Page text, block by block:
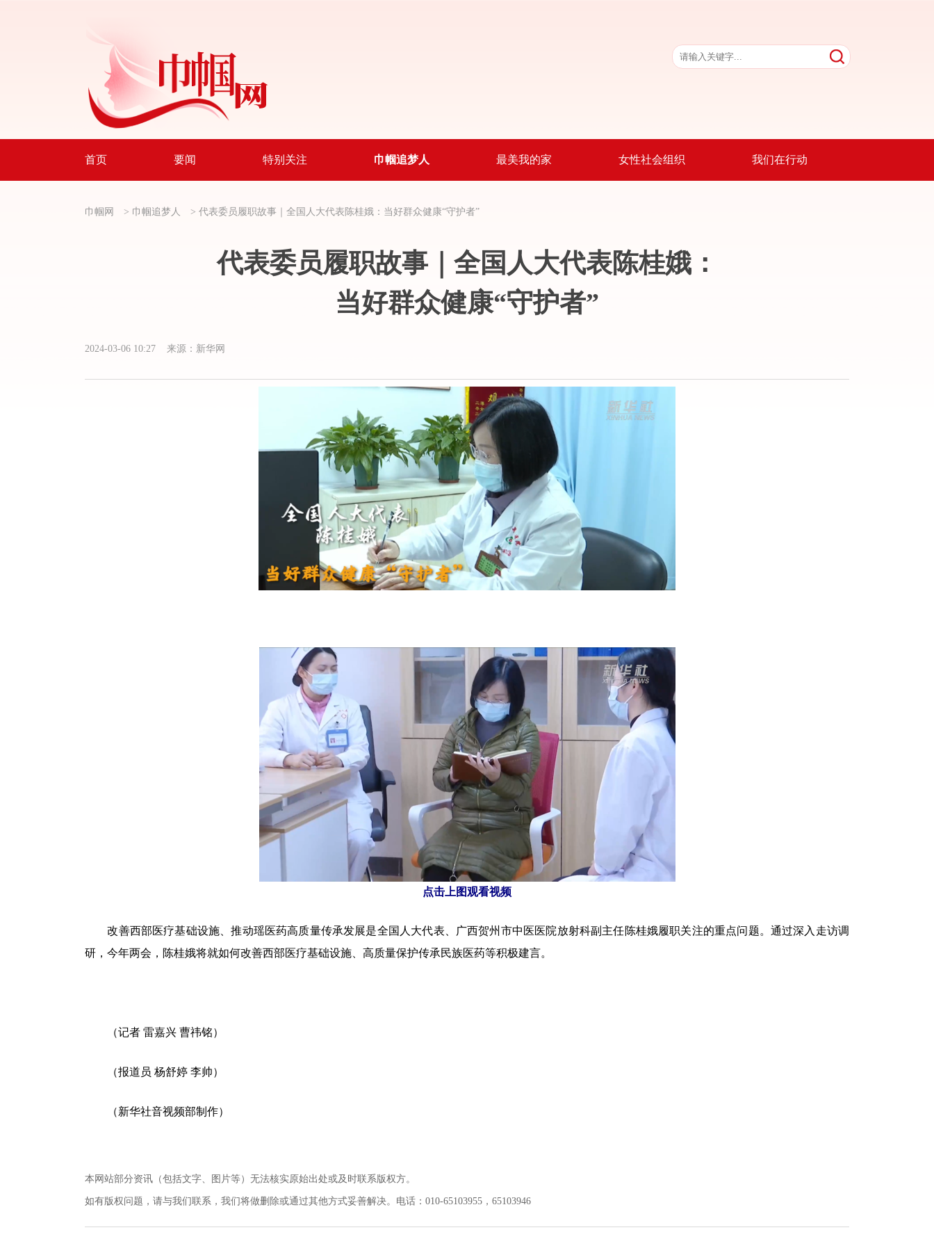
首页 要闻 特别关注 巾帼追梦人 最美我的家 女性社会组织 我们在行动
巾帼网 > 巾帼追梦人 > 代表委员履职故事｜全国人大代表陈桂娥： 当好群众健康“守护者”
代表委员履职故事｜全国人大代表陈桂娥：
当好群众健康“守护者”
2024-03-06 10:27 来源：新华网
点击上图观看视频
改善西部医疗基础设施、推动瑶医药高质量传承发展是全国人大代表、广西贺州市中医医院放射科副主任陈桂娥履职关注的重点问题。通过深入走访调
研，今年两会，陈桂娥将就如何改善西部医疗基础设施、高质量保护传承民族医药等积极建言。
（记者 雷嘉兴 曹祎铭）
（报道员 杨舒婷 李帅）
（新华社音视频部制作）
本网站部分资讯（包括文字、图片等）无法核实原始出处或及时联系版权方。
如有版权问题，请与我们联系，我们将做删除或通过其他方式妥善解决。电话：010-65103955，65103946